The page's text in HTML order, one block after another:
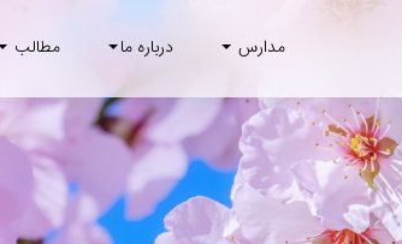
مدارس درباره ما مطالب